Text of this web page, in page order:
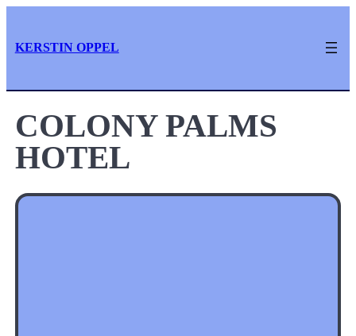
springen
KERSTIN OPPEL
COLONY PALMS
HOTEL